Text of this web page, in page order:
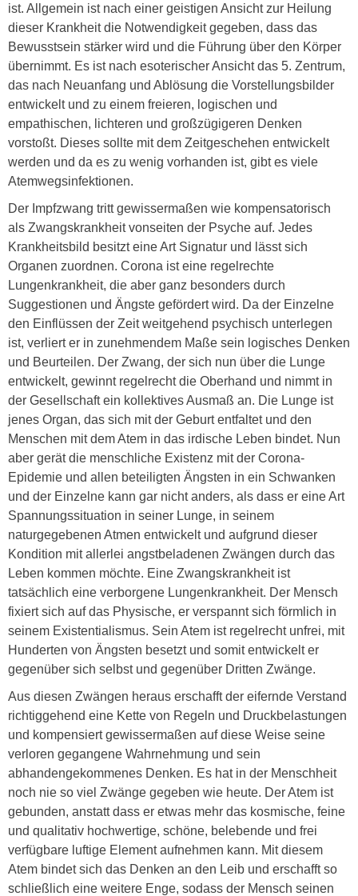
ist. Allgemein ist nach einer geistigen Ansicht zur Heilung
dieser Krankheit die Notwendigkeit gegeben, dass das
Bewusstsein stärker wird und die Führung über den Körper
übernimmt. Es ist nach esoterischer Ansicht das 5. Zentrum,
das nach Neuanfang und Ablösung die Vorstellungsbilder
entwickelt und zu einem freieren, logischen und
empathischen, lichteren und großzügigeren Denken
vorstoßt. Dieses sollte mit dem Zeitgeschehen entwickelt
werden und da es zu wenig vorhanden ist, gibt es viele
Atemwegsinfektionen.
Der Impfzwang tritt gewissermaßen wie kompensatorisch
als Zwangskrankheit vonseiten der Psyche auf. Jedes
Krankheitsbild besitzt eine Art Signatur und lässt sich
Organen zuordnen. Corona ist eine regelrechte
Lungenkrankheit, die aber ganz besonders durch
Suggestionen und Ängste gefördert wird. Da der Einzelne
den Einflüssen der Zeit weitgehend psychisch unterlegen
ist, verliert er in zunehmendem Maße sein logisches Denken
und Beurteilen. Der Zwang, der sich nun über die Lunge
entwickelt, gewinnt regelrecht die Oberhand und nimmt in
der Gesellschaft ein kollektives Ausmaß an. Die Lunge ist
jenes Organ, das sich mit der Geburt entfaltet und den
Menschen mit dem Atem in das irdische Leben bindet. Nun
aber gerät die menschliche Existenz mit der Corona-
Epidemie und allen beteiligten Ängsten in ein Schwanken
und der Einzelne kann gar nicht anders, als dass er eine Art
Spannungssituation in seiner Lunge, in seinem
naturgegebenen Atmen entwickelt und aufgrund dieser
Kondition mit allerlei angstbeladenen Zwängen durch das
Leben kommen möchte. Eine Zwangskrankheit ist
tatsächlich eine verborgene Lungenkrankheit. Der Mensch
fixiert sich auf das Physische, er verspannt sich förmlich in
seinem Existentialismus. Sein Atem ist regelrecht unfrei, mit
Hunderten von Ängsten besetzt und somit entwickelt er
gegenüber sich selbst und gegenüber Dritten Zwänge.
Aus diesen Zwängen heraus erschafft der eifernde Verstand
richtiggehend eine Kette von Regeln und Druckbelastungen
und kompensiert gewissermaßen auf diese Weise seine
verloren gegangene Wahrnehmung und sein
abhandengekommenes Denken. Es hat in der Menschheit
noch nie so viel Zwänge gegeben wie heute. Der Atem ist
gebunden, anstatt dass er etwas mehr das kosmische, feine
und qualitativ hochwertige, schöne, belebende und frei
verfügbare luftige Element aufnehmen kann. Mit diesem
Atem bindet sich das Denken an den Leib und erschafft so
schließlich eine weitere Enge, sodass der Mensch seinen